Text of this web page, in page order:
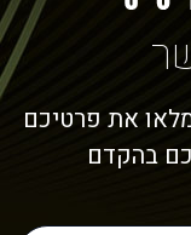
את פרטיכם
בהקדם